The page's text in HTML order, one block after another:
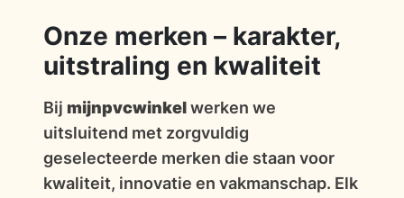
Onze merken – karakter,
uitstraling en kwaliteit
Bij mijnpvcwinkelwerken we
uitsluitend met zorgvuldig
geselecteerde merken die staan voor
kwaliteit, innovatie en vakmanschap. Elk